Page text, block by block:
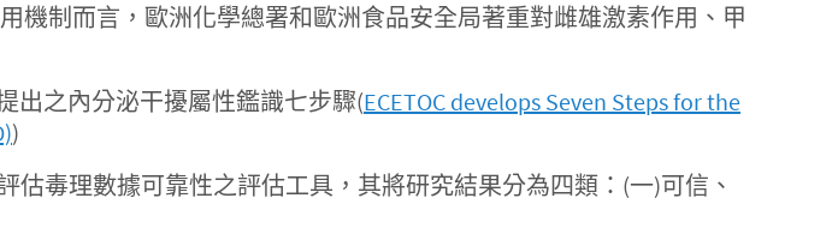
機制而言，歐洲化學總署和歐洲食品安全局著重對雌雄激素作用、甲
出之內分泌干擾屬性鑑識七步驟(ECETOC develops Seven Steps for the
)
估毒理數據可靠性之評估工具，其將研究結果分為四類：(一)可信、